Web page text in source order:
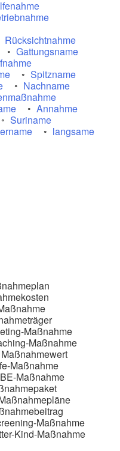
Rücksichtnahme
Gattungsname
Spitzname
Nachname
Annahme
Suriname
langsame
Maßnahme
Maßnahme
Maßnahmewert
Maßnahme
Maßnahme
Maßnahme
Kind-Maßnahme